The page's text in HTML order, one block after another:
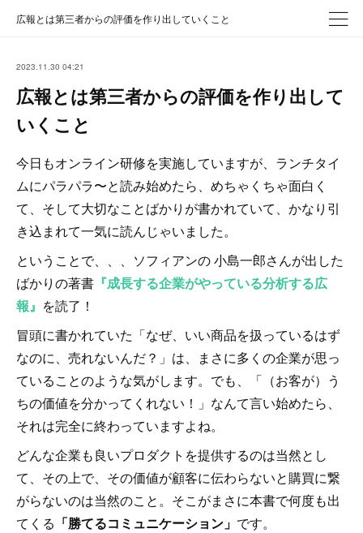
広報とは第三者からの評価を作り出していくこと
2023.11.30 04:21
広報とは第三者からの評価を作り出して
いくこと
今日もオンライン研修を実施していますが、ランチタイ
ムにパラパラ〜と読み始めたら、めちゃくちゃ面白く
て、そして大切なことばかりが書かれていて、かなり引
き込まれて一気に読んじゃいました。
ということで、、、ソフィアンの 小島一郎さんが出した
ばかりの著書 『成長する企業がやっている分析する広
報』 を読了！
冒頭に書かれていた「なぜ、いい商品を扱っているはず
なのに、売れないんだ？」は、まさに多くの企業が思っ
ていることのような気がします。でも、「（お客が）う
ちの価値を分かってくれない！」なんて言い始めたら、
それは完全に終わっていますよね。
どんな企業も良いプロダクトを提供するのは当然とし
て、その上で、その価値が顧客に伝わらないと購買に繋
がらないのは当然のこと。そこがまさに本書で何度も出
てくる 「勝てるコミュニケーション」 です。